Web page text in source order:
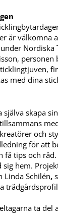
är välkomna
Nordiska
personen
med dina
själva skapa
och
för att
få tips och
sig hem.
Linda Schilén,
ta del